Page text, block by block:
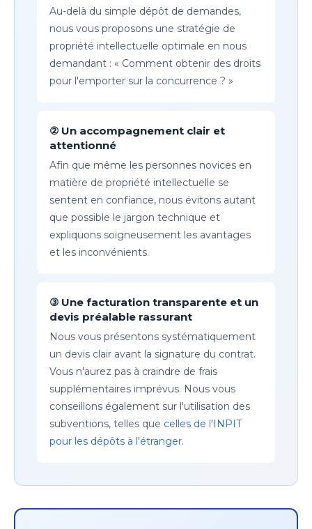
Au-delà du simple dépôt de demandes,
nous vous proposons une stratégie de
propriété intellectuelle optimale en nous
demandant : « Comment obtenir des droits
pour l'emporter sur la concurrence ? »
② Un accompagnement clair et
attentionné
Afin que même les personnes novices en
matière de propriété intellectuelle se
sentent en confiance, nous évitons autant
que possible le jargon technique et
expliquons soigneusement les avantages
et les inconvénients.
③ Une facturation transparente et un
devis préalable rassurant
Nous vous présentons systématiquement
un devis clair avant la signature du contrat.
Vous n'aurez pas à craindre de frais
supplémentaires imprévus. Nous vous
conseillons également sur l'utilisation des
subventions, telles que celles de l'INPIT
pour les dépôts à l'étranger.